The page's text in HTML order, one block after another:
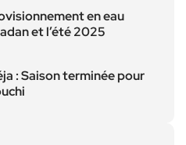
en eau
et l’été 2025
: Saison terminée pour